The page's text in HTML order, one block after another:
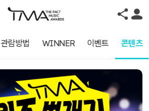
관람방법 WINNER 이벤트 콘텐츠